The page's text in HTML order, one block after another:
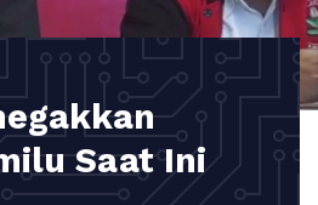
Saat Ini